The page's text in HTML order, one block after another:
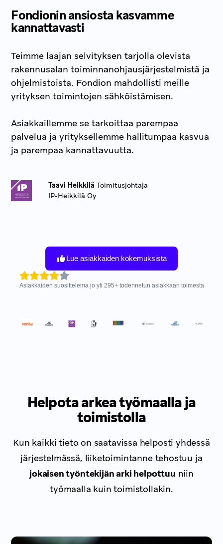
Fondionin ansiosta kasvamme
kannattavasti
Teimme laajan selvityksen tarjolla olevista
rakennusalan toiminnanohjausjärjestelmistä ja
ohjelmistoista. Fondion mahdollisti meille
yrityksen toimintojen sähköistämisen.
Asiakkaillemme se tarkoittaa parempaa
palvelua ja yrityksellemme hallitumpaa kasvua
ja parempaa kannattavuutta.
Taavi Heikkilä Toimitusjohtaja
IP-Heikkilä Oy
Lue asiakkaiden kokemuksista
Asiakkaiden suosittelema jo yli 295+ todennetun asiakkaan toimesta
Helpota arkea työmaalla ja
toimistolla
Kun kaikki tieto on saatavissa helposti yhdessä
järjestelmässä, liiketoimintanne tehostuu ja
jokaisen työntekijän arki helpottuu niin
työmaalla kuin toimistollakin.